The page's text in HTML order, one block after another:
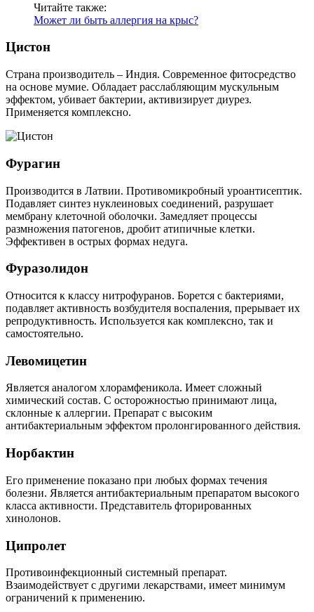
Читайте также:
Может ли быть аллергия на крыс?
Цистон
Страна производитель – Индия. Современное фитосредство
на основе мумие. Обладает расслабляющим мускульным
эффектом, убивает бактерии, активизирует диурез.
Применяется комплексно.
Фурагин
Производится в Латвии. Противомикробный уроантисептик.
Подавляет синтез нуклеиновых соединений, разрушает
мембрану клеточной оболочки. Замедляет процессы
размножения патогенов, дробит атипичные клетки.
Эффективен в острых формах недуга.
Фуразолидон
Относится к классу нитрофуранов. Борется с бактериями,
подавляет активность возбудителя воспаления, прерывает их
репродуктивность. Используется как комплексно, так и
самостоятельно.
Левомицетин
Является аналогом хлорамфеникола. Имеет сложный
химический состав. С осторожностью принимают лица,
склонные к аллергии. Препарат с высоким
антибактериальным эффектом пролонгированного действия.
Норбактин
Его применение показано при любых формах течения
болезни. Является антибактериальным препаратом высокого
класса активности. Представитель фторированных
хинолонов.
Ципролет
Противоинфекционный системный препарат.
Взаимодействует с другими лекарствами, имеет минимум
ограничений к применению.